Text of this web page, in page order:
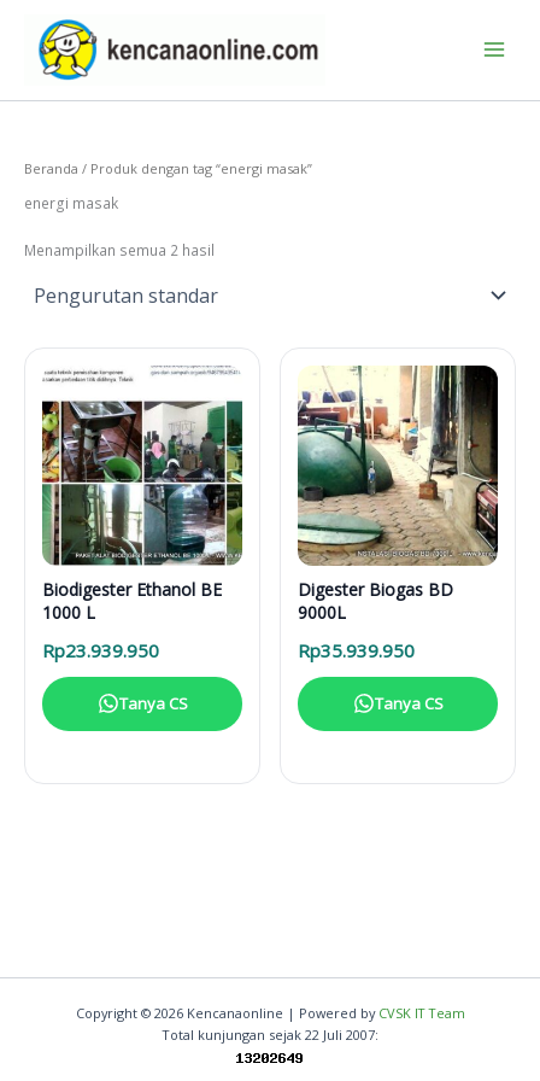
konten
Beranda / Produk dengan tag “energi masak”
energi masak
Menampilkan semua 2 hasil
Biodigester Ethanol BE
1000 L
Rp23.939.950
Tanya CS
Digester Biogas BD
9000L
Rp35.939.950
Tanya CS
Copyright © 2026 Kencanaonline | Powered by CVSK IT Team
Total kunjungan sejak 22 Juli 2007: